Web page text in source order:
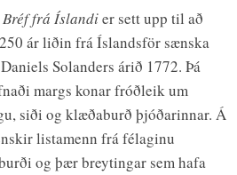
frá Íslandier sett upp til að
ár liðin frá Íslandsför sænska
Solanders árið 1772. Þá
margs konar fróðleik um
siði og klæðaburð þjóðarinnar. Á
listamenn frá félaginu
og þær breytingar sem hafa